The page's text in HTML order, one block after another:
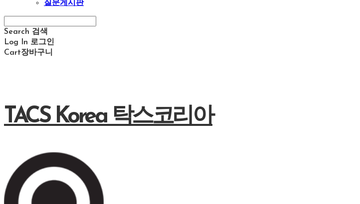
질문게시판
Search 검색
Log In 로그인
Cart장바구니
TACS Korea 탁스코리아